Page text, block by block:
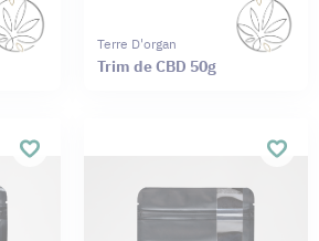
Terre D'organ
Trim de CBD 50g